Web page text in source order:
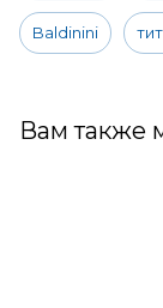
Baldinini
Вам также